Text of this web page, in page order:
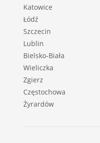
Katowice
Łódź
Szczecin
Lublin
Bielsko-Biała
Wieliczka
Zgierz
Częstochowa
Żyrardów